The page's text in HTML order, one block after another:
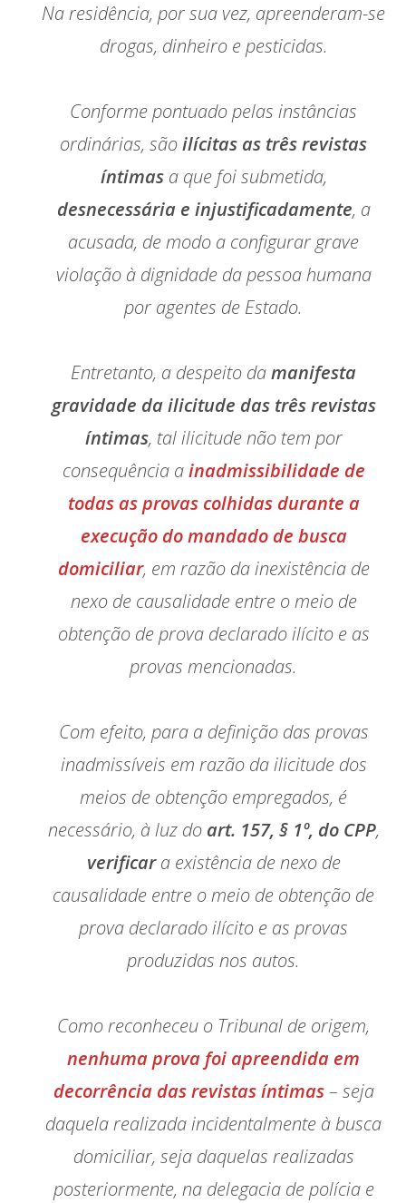
Na residência, por sua vez, apreenderam-se
drogas, dinheiro e pesticidas.
Conforme pontuado pelas instâncias
ordinárias, sãoilícitas as três revistas
íntimasa que foi submetida,
desnecessária e injustificadamente, a
acusada, de modo a configurar grave
violação à dignidade da pessoa humana
por agentes de Estado.
Entretanto, a despeito damanifesta
gravidade da ilicitude das três revistas
íntimas, tal ilicitude não tem por
consequência ainadmissibilidade de
todas as provas colhidas durante a
execução do mandado de busca
domiciliar, em razão da inexistência de
nexo de causalidade entre o meio de
obtenção de prova declarado ilícito e as
provas mencionadas.
Com efeito, para a definição das provas
inadmissíveis em razão da ilicitude dos
meios de obtenção empregados, é
necessário, à luz do art. 157, § 1º, do CPP,
verificara existência de nexo de
causalidade entre o meio de obtenção de
prova declarado ilícito e as provas
produzidas nos autos.
Como reconheceu o Tribunal de origem,
nenhuma prova foi apreendida em
decorrência das revistas íntimas– seja
daquela realizada incidentalmente à busca
domiciliar, seja daquelas realizadas
posteriormente, na delegacia de polícia e